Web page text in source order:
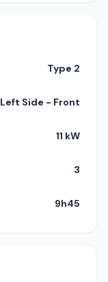
Type 2
Left Side - Front
11 kW
3
9h45